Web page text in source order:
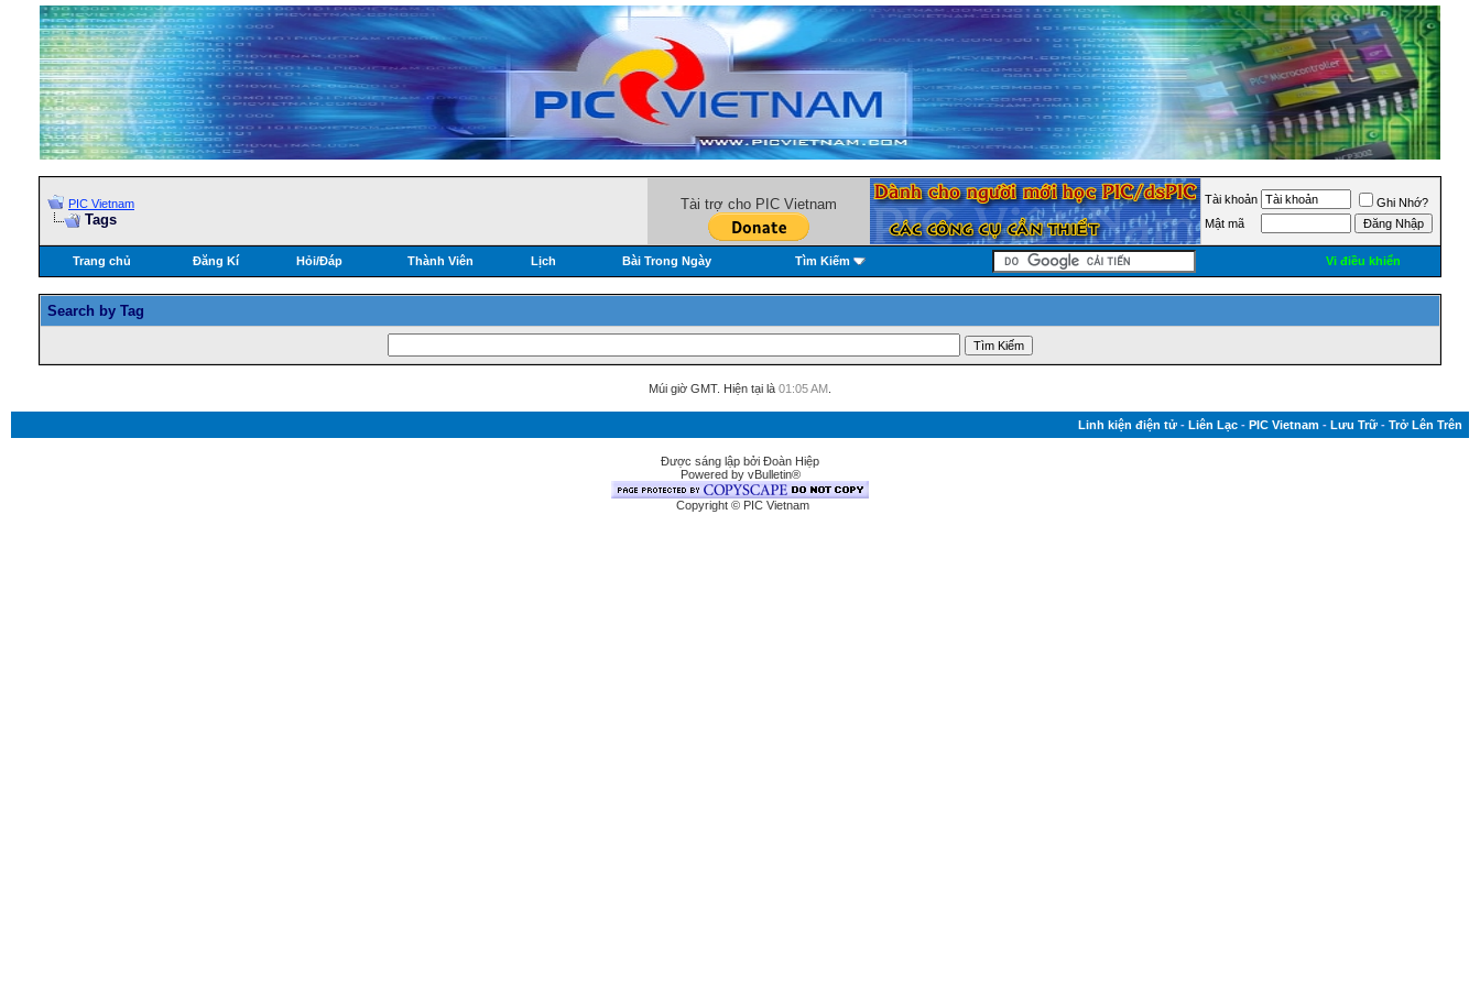
PIC Vietnam
Tags
Tài trợ cho PIC Vietnam Tài khoản
Ghi Nhớ?
Mật mã
Trang chủ Đăng Kí Hỏi/Ðáp Thành Viên Lịch Bài Trong Ngày Tìm Kiếm Vi điều khiển
Search by Tag
Múi giờ GMT. Hiện tại là 01:05 AM
Linh kiện điện tử - Liên Lạc - PIC Vietnam - Lưu Trữ - Trở Lên Trên
Được sáng lập bởi Đoàn Hiệp
Powered by vBulletin®
Copyright © PIC Vietnam